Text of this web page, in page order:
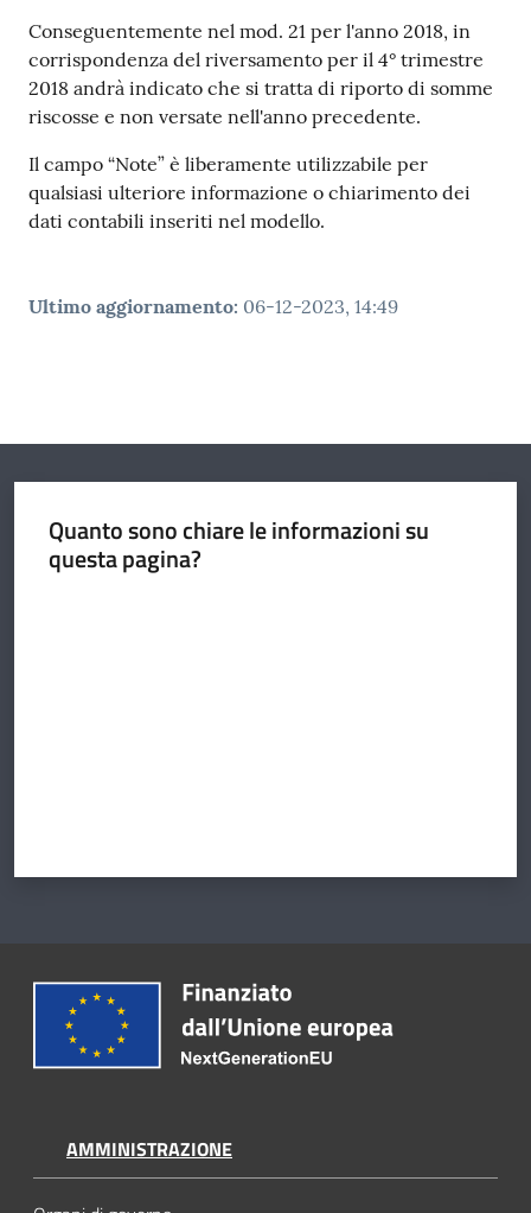
Conseguentemente nel mod. 21 per l'anno 2018, in
corrispondenza del riversamento per il 4° trimestre
2018 andrà indicato che si tratta di riporto di somme
riscosse e non versate nell'anno precedente.
Il campo “Note” è liberamente utilizzabile per
qualsiasi ulteriore informazione o chiarimento dei
dati contabili inseriti nel modello.
Ultimo aggiornamento: 06-12-2023, 14:49
Quanto sono chiare le informazioni su
questa pagina?
AMMINISTRAZIONE